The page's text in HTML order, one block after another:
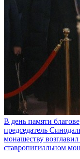
В день памяти
председатель
монашеству
ставропигиальном